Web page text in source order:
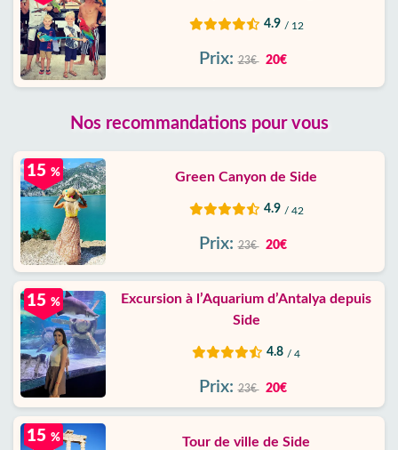
4.9 / 12
Prix: 23€ 20€
Nos recommandations pour vous
Green Canyon de Side
4.9 / 42
15 %
Prix: 23€ 20€
Excursion à l’Aquarium d’Antalya depuis
Side
4.8 / 4
15 %
Prix: 23€ 20€
Tour de ville de Side
15 %